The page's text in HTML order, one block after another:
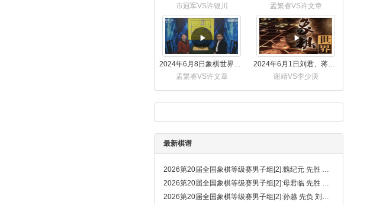
市冠军VS许银川
孟繁睿VS许文章
2024年6月8日象棋世界，刘君、蒋川讲解了第九届杨官璘杯全国象棋公开赛孟繁睿与许文章的对局
孟繁睿VS许文章
2024年6月1日刘君、蒋川讲解第三届上海杯象棋大师赛谢靖与李少庚的对局
谢靖VS李少庚
最新棋谱
2026第20届全国象棋等级赛男子组[2]:魏纪元 先胜 刘京
2026第20届全国象棋等级赛男子组[2]:母君临 先胜 陈奕良
2026第20届全国象棋等级赛男子组[2]:孙越 先负 刘泉（金钩炮）